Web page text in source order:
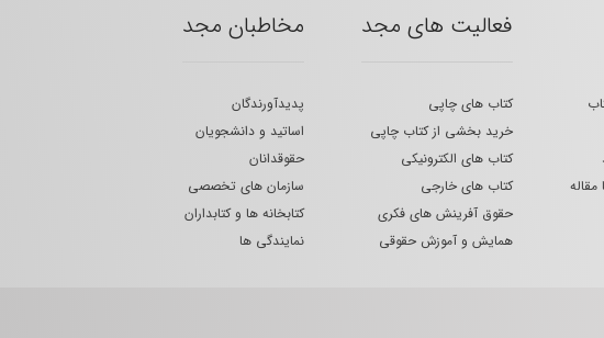
مقاله
فعالیت های مجد
کتاب های چاپی
خرید بخشی از کتاب چاپی
کتاب های الکترونیکی
کتاب های خارجی
حقوق آفرینش های فکری
همایش و آموزش حقوقی
مخاطبان مجد
پدیدآورندگان
اساتید و دانشجویان
حقوقدانان
سازمان های تخصصی
کتابخانه ها و کتابداران
نمایندگی ها